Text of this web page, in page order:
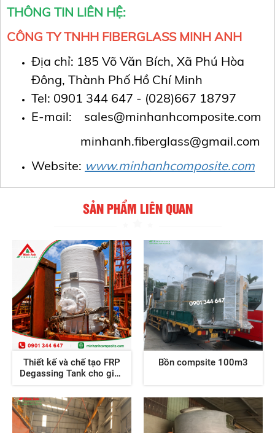
THÔNG TIN LIÊN HỆ:
CÔNG TY TNHH FIBERGLASS MINH ANH
Địa chỉ: 185 Võ Văn Bích, Xã Phú Hòa
Đông, Thành Phố Hồ Chí Minh
Tel: 0901 344 647 - (028)667 18797
E-mail: sales@minhanhcomposite.com
minhanh.fiberglass@gmail.com
Website: www.minhanhcomposite.com
SẢN PHẨM LIÊN QUAN
Thiết kế và chế tạo FRP
Degassing Tank cho giàn
Bồn compsite 100m3